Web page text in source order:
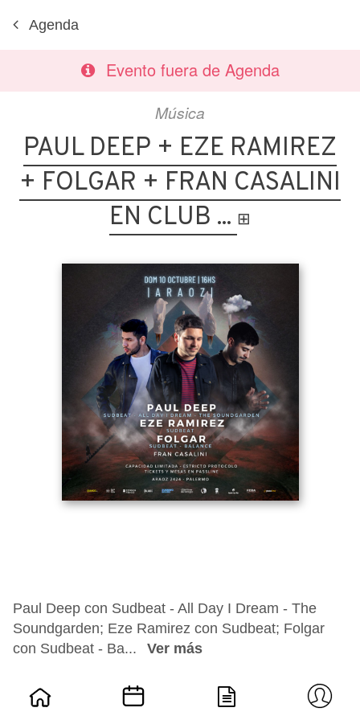
Agenda
Evento fuera de Agenda
Música
PAUL DEEP + EZE RAMIREZ
+ FOLGAR + FRAN CASALINI
EN CLUB ... ⊞
Paul Deep con Sudbeat - All Day I Dream - The
Soundgarden; Eze Ramirez con Sudbeat; Folgar
con Sudbeat - Ba...
Ver más